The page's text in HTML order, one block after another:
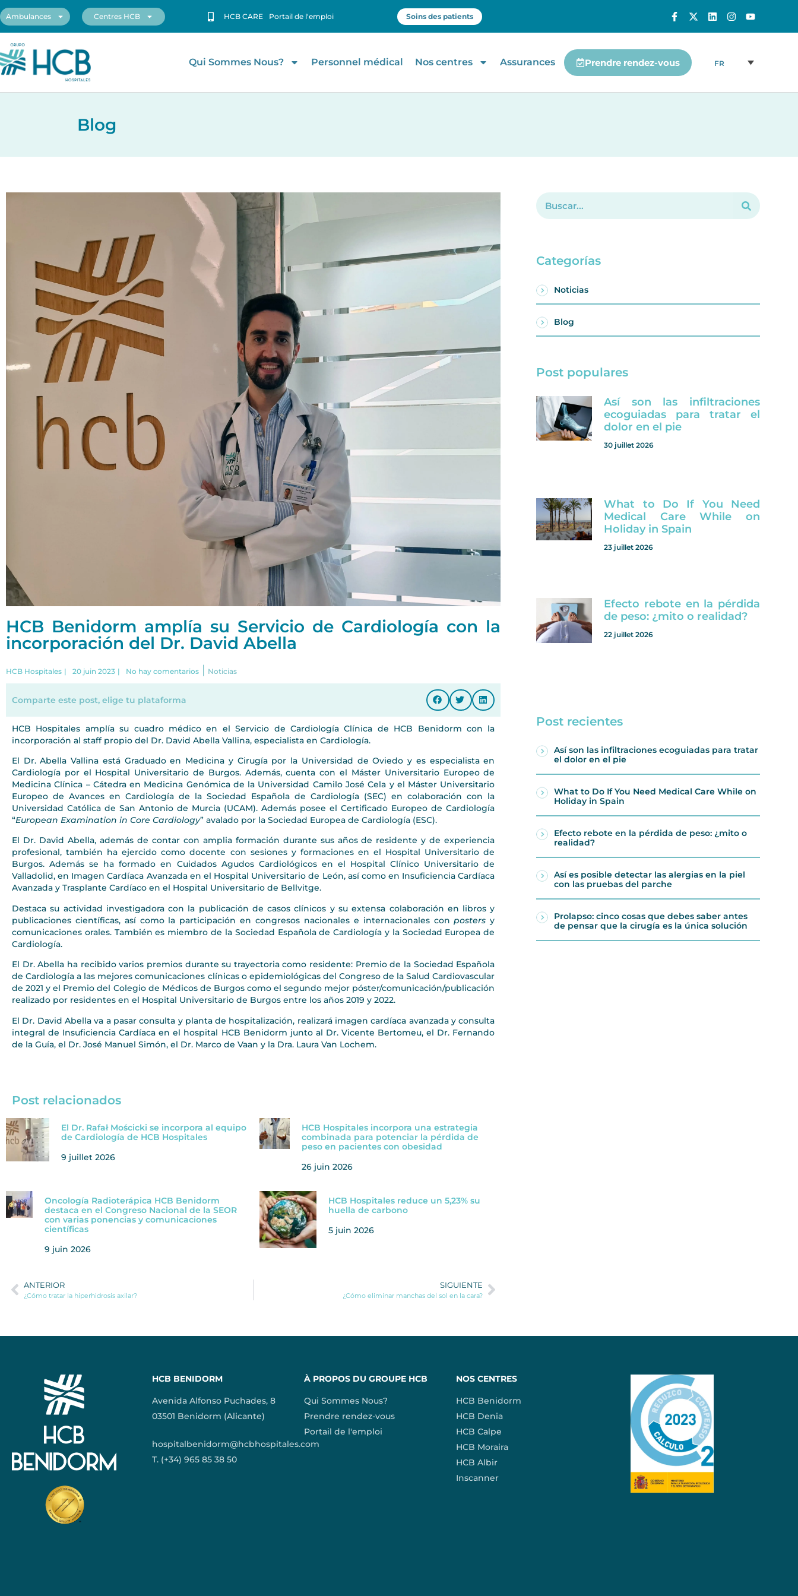
Ambulances Centres HCB HCB CARE Portail de l'emploi Soins des patients
Qui Sommes Nous? Personnel médical Nos centres Assurances Prendre rendez-vous FR
Blog
HCB Benidorm amplía su Servicio de Cardiología con la
incorporación del Dr. David Abella
HCB Hospitales | 20 juin 2023 | No hay comentarios Noticias
Comparte este post, elige tu plataforma
HCB Hospitales amplía su cuadro médico en el Servicio de Cardiología Clínica de HCB Benidorm con la
incorporación al staff propio del Dr. David Abella Vallina, especialista en Cardiología.
El Dr. Abella Vallina está Graduado en Medicina y Cirugía por la Universidad de Oviedo y es especialista en
Cardiología por el Hospital Universitario de Burgos. Además, cuenta con el Máster Universitario Europeo de
Medicina Clínica – Cátedra en Medicina Genómica de la Universidad Camilo José Cela y el Máster Universitario
Europeo de Avances en Cardiología de la Sociedad Española de Cardiología (SEC) en colaboración con la
Universidad Católica de San Antonio de Murcia (UCAM). Además posee el Certificado Europeo de Cardiología
“European Examination in Core Cardiology” avalado por la Sociedad Europea de Cardiología (ESC).
El Dr. David Abella, además de contar con amplia formación durante sus años de residente y de experiencia
profesional, también ha ejercido como docente con sesiones y formaciones en el Hospital Universitario de
Burgos. Además se ha formado en Cuidados Agudos Cardiológicos en el Hospital Clínico Universitario de
Valladolid, en Imagen Cardíaca Avanzada en el Hospital Universitario de León, así como en Insuficiencia Cardíaca
Avanzada y Trasplante Cardíaco en el Hospital Universitario de Bellvitge.
Destaca su actividad investigadora con la publicación de casos clínicos y su extensa colaboración en libros y
publicaciones científicas, así como la participación en congresos nacionales e internacionales conposters y
comunicaciones orales. También es miembro de la Sociedad Española de Cardiología y la Sociedad Europea de
Cardiología.
El Dr. Abella ha recibido varios premios durante su trayectoria como residente: Premio de la Sociedad Española
de Cardiología a las mejores comunicaciones clínicas o epidemiológicas del Congreso de la Salud Cardiovascular
de 2021 y el Premio del Colegio de Médicos de Burgos como el segundo mejor póster/comunicación/publicación
realizado por residentes en el Hospital Universitario de Burgos entre los años 2019 y 2022.
El Dr. David Abella va a pasar consulta y planta de hospitalización, realizará imagen cardíaca avanzada y consulta
integral de Insuficiencia Cardíaca en el hospital HCB Benidorm junto al Dr. Vicente Bertomeu, el Dr. Fernando
de la Guía, el Dr. José Manuel Simón, el Dr. Marco de Vaan y la Dra. Laura Van Lochem.
Post relacionados
El Dr. Rafał Mościcki se incorpora al equipo
de Cardiología de HCB Hospitales
9 juillet 2026
HCB Hospitales incorpora una estrategia
combinada para potenciar la pérdida de
peso en pacientes con obesidad
26 juin 2026
Oncología Radioterápica HCB Benidorm
destaca en el Congreso Nacional de la SEOR
con varias ponencias y comunicaciones
científicas
9 juin 2026
HCB Hospitales reduce un 5,23% su
huella de carbono
5 juin 2026
ANTERIOR
¿Cómo tratar la hiperhidrosis axilar?
SIGUIENTE
¿Cómo eliminar manchas del sol en la cara?
Categorías
Noticias
Blog
Post populares
Así son las infiltraciones
ecoguiadas para tratar el
dolor en el pie
30 juillet 2026
What to Do If You Need
Medical Care While on
Holiday in Spain
23 juillet 2026
Efecto rebote en la pérdida
de peso: ¿mito o realidad?
22 juillet 2026
Post recientes
Así son las infiltraciones ecoguiadas para tratar
el dolor en el pie
What to Do If You Need Medical Care While on
Holiday in Spain
Efecto rebote en la pérdida de peso: ¿mito o
realidad?
Así es posible detectar las alergias en la piel
con las pruebas del parche
Prolapso: cinco cosas que debes saber antes
de pensar que la cirugía es la única solución
HCB BENIDORM
Avenida Alfonso Puchades, 8
03501 Benidorm (Alicante)
hospitalbenidorm@hcbhospitales.com
T. (+34) 965 85 38 50
À PROPOS DU GROUPE HCB
Qui Sommes Nous?
Prendre rendez-vous
Portail de l'emploi
NOS CENTRES
HCB Benidorm
HCB Denia
HCB Calpe
HCB Moraira
HCB Albir
Inscanner